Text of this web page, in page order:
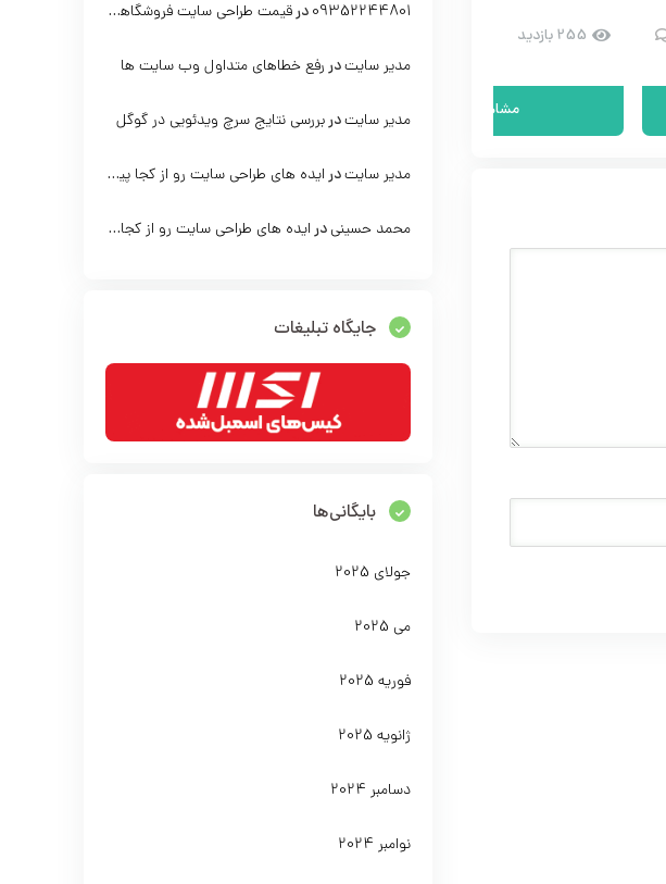
255 بازدید
مشاهده ادامه مطلب... مشاهده ادامه مطلب...
09352244801درقیمت طراحی سایت فروشگاهی با وردپرس
مدیر سایتدررفع خطاهای متداول وب سایت ها
مدیر سایتدربررسی نتایج سرچ ویدئویی در گوگل
مدیر سایتدرایده های طراحی سایت رو از کجا پیدا کنیم؟
محمد حسینیدرایده های طراحی سایت رو از کجا پیدا کنیم؟
جایگاه تبلیغات
بایگانی‌ها
جولای 2025
می 2025
فوریه 2025
ژانویه 2025
دسامبر 2024
نوامبر 2024